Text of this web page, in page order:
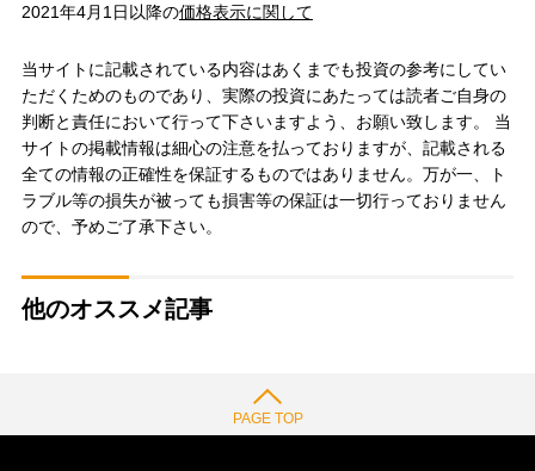
2021年4月1日以降の価格表示に関して
当サイトに記載されている内容はあくまでも投資の参考にしてい
ただくためのものであり、実際の投資にあたっては読者ご自身の
判断と責任において行って下さいますよう、お願い致します。 当
サイトの掲載情報は細心の注意を払っておりますが、記載される
全ての情報の正確性を保証するものではありません。万が一、ト
ラブル等の損失が被っても損害等の保証は一切行っておりません
ので、予めご了承下さい。
他のオススメ記事
PAGE TOP